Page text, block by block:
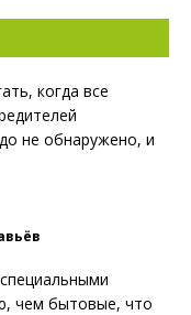
когда все
не обнаружено, и
чем бытовые, что